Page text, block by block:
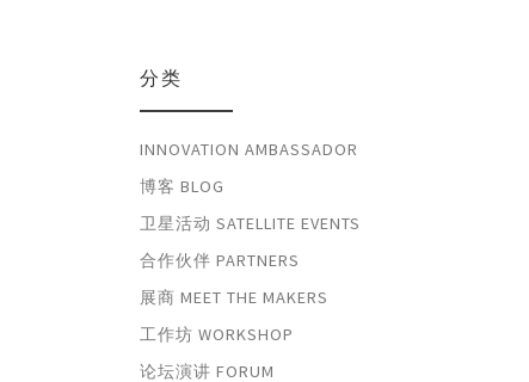
分类
INNOVATION AMBASSADOR
博客 BLOG
卫星活动 SATELLITE EVENTS
合作伙伴 PARTNERS
展商 MEET THE MAKERS
工作坊 WORKSHOP
论坛演讲 FORUM